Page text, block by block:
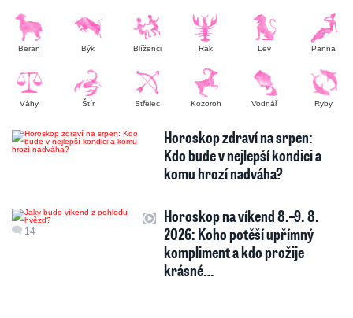
Beran Býk Blíženci Rak Lev Panna
Váhy Štír Střelec Kozoroh Vodnář Ryby
Horoskop zdraví na srpen:
Kdo bude v nejlepší kondici a
komu hrozí nadváha?
14
Horoskop na víkend 8.–9. 8.
2026: Koho potěší upřímný
kompliment a kdo prožije
krásné…